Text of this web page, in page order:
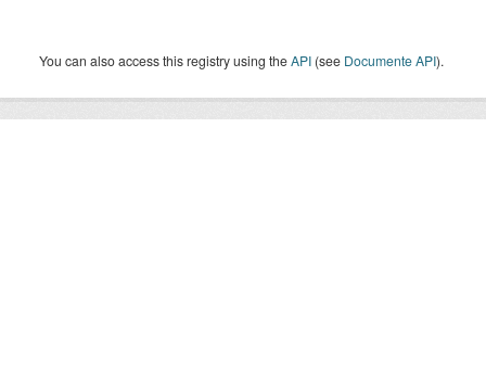
You can also access this registry using theAPI (see Documente API).